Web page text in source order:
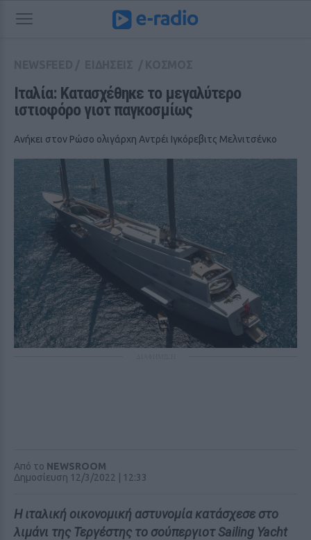
Ιταλία: Κατασχέθηκε το μεγαλύτερο
ιστιοφόρο γιοτ παγκοσμίως
Ανήκει στον Ρώσο ολιγάρχη Αντρέι Ιγκόρεβιτς Μελνιτσένκο
Από το NEWSROOM
Δημοσίευση 12/3/2022 | 12:33
Η ιταλική οικονομική αστυνομία κατάσχεσε στο
λιμάνι της Τεργέστης το σούπεργιοτ Sailing Yacht